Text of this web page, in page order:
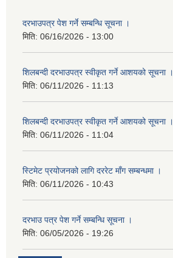
दरभाउपत्र पेश गर्ने सम्बन्धि सूचना ।
मिति: 06/16/2026 - 13:00
शिलबन्दी दरभाउपत्र स्वीकृत गर्ने आशयको सूचना ।
मिति: 06/11/2026 - 11:13
शिलबन्दी दरभाउपत्र स्वीकृत गर्ने आशयको सूचना ।
मिति: 06/11/2026 - 11:04
स्टिमेट प्रयोजनको लागि दररेट माँग सम्बन्धमा ।
मिति: 06/11/2026 - 10:43
दरभाउ पत्र पेश गर्ने सम्बन्धि सूचना ।
मिति: 06/05/2026 - 19:26